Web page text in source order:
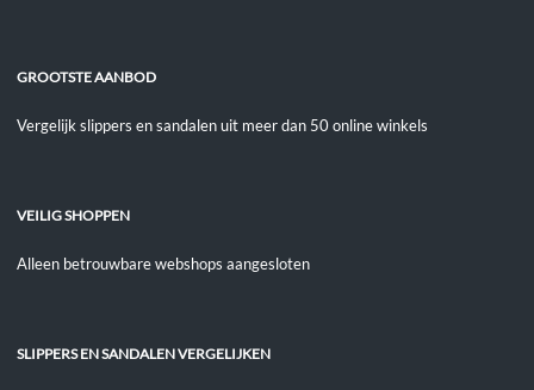
GROOTSTE AANBOD
Vergelijk slippers en sandalen uit meer dan 50 online winkels
VEILIG SHOPPEN
Alleen betrouwbare webshops aangesloten
SLIPPERS EN SANDALEN VERGELIJKEN